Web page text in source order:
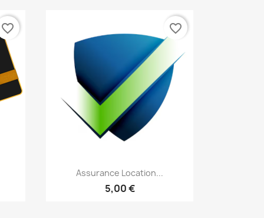
favorite_border
Vorschau
Assurance Location...
5,00 €
favorite_border